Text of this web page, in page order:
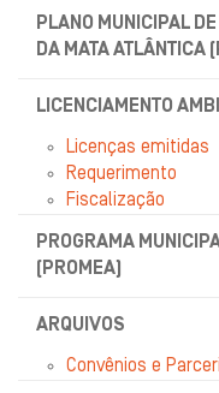
PLANO MUNICIPAL
DA MATA ATLÂNTICA
LICENCIAMENTO
Licenças emitidas
Requerimento
Fiscalização
PROGRAMA
(PROMEA)
ARQUIVOS
Convênios e